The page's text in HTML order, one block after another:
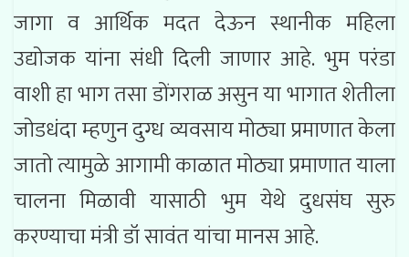
जागा व आर्थिक मदत देऊन स्थानीक महिला
उद्योजक यांना संधी दिली जाणार आहे. भुम परंडा
वाशी हा भाग तसा डोंगराळ असुन या भागात शेतीला
जोडधंदा म्हणुन दुग्ध व्यवसाय मोठ्या प्रमाणात केला
जातो त्यामुळे आगामी काळात मोठ्या प्रमाणात याला
चालना मिळावी यासाठी भुम येथे दुधसंघ सुरु
करण्याचा मंत्री डॉ सावंत यांचा मानस आहे.